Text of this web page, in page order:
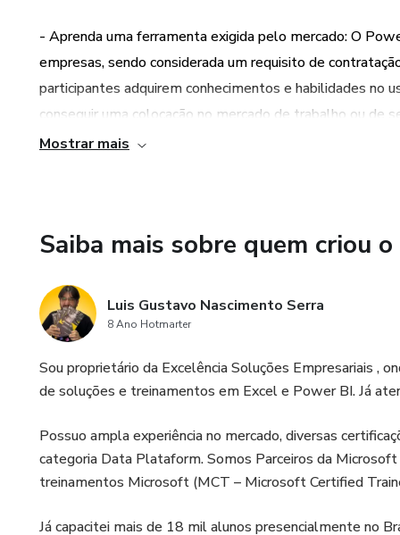
- Aprenda uma ferramenta exigida pelo mercado: O
empresas, sendo considerada um requisito de
participantes adquirem conhecimentos e habilidades no
conseguir uma colocação no mercado de trabalho ou
é uma ferramenta poderosa para trabalhar com dados,
Mostrar mais
Saiba mais sobre quem criou
Luis Gustavo Nascimento Serra
8 Ano Hotmarter
Sou proprietário da Excelência Soluções Empresariais ,
de soluções e treinamentos em Excel e Power BI. Já
Possuo ampla experiência no mercado, diversas
categoria Data Plataform. Somos Parceiros da
treinamentos Microsoft (MCT – Microsoft Certified
Já capacitei mais de 18 mil alunos presencialmente no